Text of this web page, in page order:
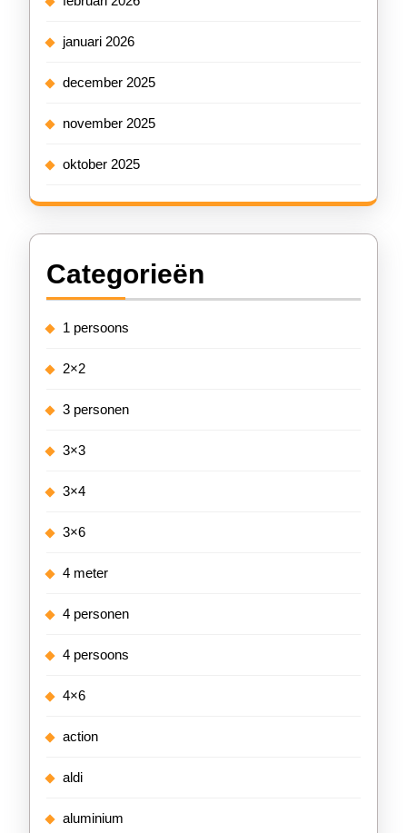
januari 2026
december 2025
november 2025
oktober 2025
Categorieën
1 persoons
2×2
3 personen
3×3
3×4
3×6
4 meter
4 personen
4 persoons
4×6
action
aldi
aluminium